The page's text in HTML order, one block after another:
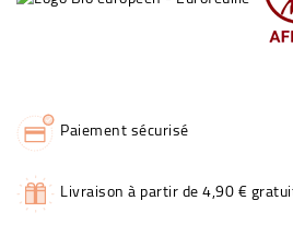
Paiement sécurisé
Livraison à partir de 4,90 €